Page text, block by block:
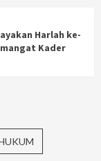
Harlah ke-
Kader